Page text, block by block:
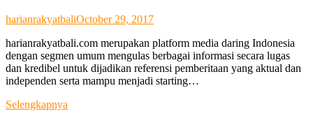
harianrakyatbaliOctober 29, 2017
harianrakyatbali.com merupakan platform media daring Indonesia
dengan segmen umum mengulas berbagai informasi secara lugas
dan kredibel untuk dijadikan referensi pemberitaan yang aktual dan
independen serta mampu menjadi starting…
Selengkapnya